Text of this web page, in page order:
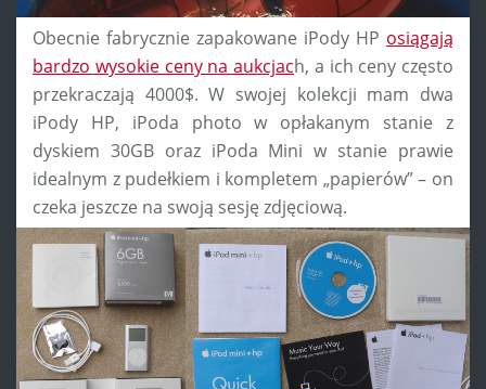
Obecnie fabrycznie zapakowane iPody HP osiągają
bardzo wysokie ceny na aukcjach, a ich ceny często
przekraczają 4000$. W swojej kolekcji mam dwa
iPody HP, iPoda photo w opłakanym stanie z
dyskiem 30GB oraz iPoda Mini w stanie prawie
idealnym z pudełkiem i kompletem „papierów” – on
czeka jeszcze na swoją sesję zdjęciową.